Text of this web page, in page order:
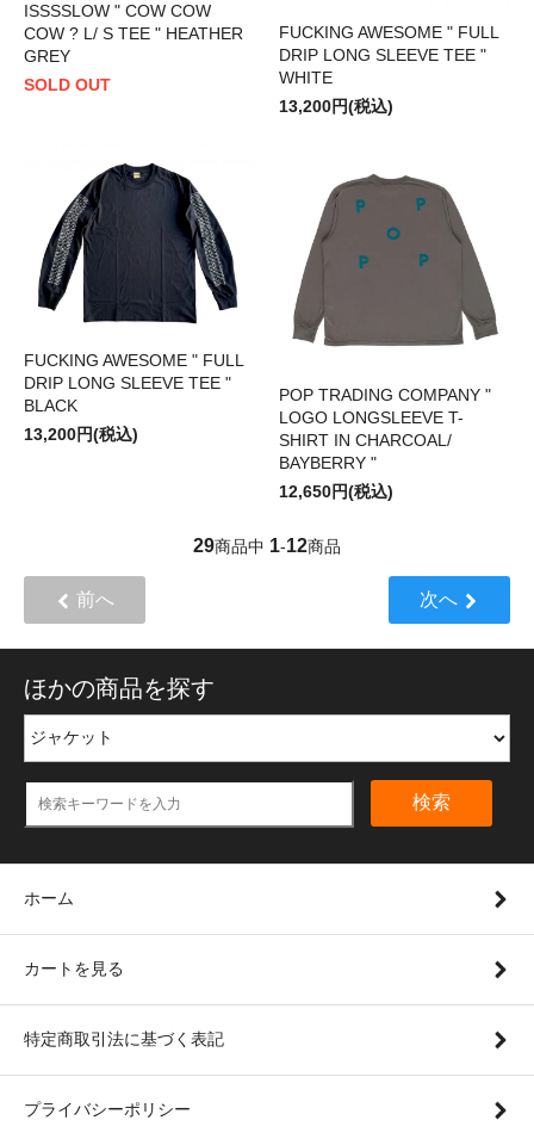
ISSSSLOW " COW COW
COW ? L/ S TEE " HEATHER
GREY
SOLD OUT
FUCKING AWESOME " FULL
DRIP LONG SLEEVE TEE "
WHITE
13,200円(税込)
FUCKING AWESOME " FULL
DRIP LONG SLEEVE TEE "
BLACK
13,200円(税込)
POP TRADING COMPANY "
LOGO LONGSLEEVE T-
SHIRT IN CHARCOAL/
BAYBERRY "
12,650円(税込)
29商品中 1-12商品
前へ 次へ
ほかの商品を探す
検索
ホーム
カートを見る
特定商取引法に基づく表記
プライバシーポリシー